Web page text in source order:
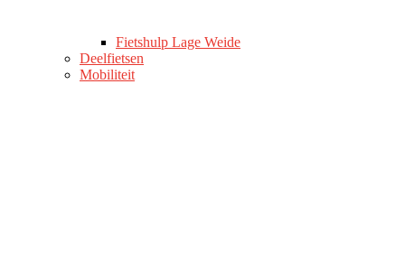
Fietshulp Lage Weide
Deelfietsen
Mobiliteit